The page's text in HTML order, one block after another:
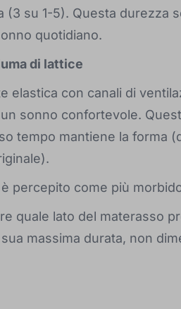
(3 su 1-5). Questa durezza
quotidiano.
di lattice
elastica con canali di
sonno confortevole.
tempo mantiene la forma
percepito come più
quale lato del materasso
massima durata, non